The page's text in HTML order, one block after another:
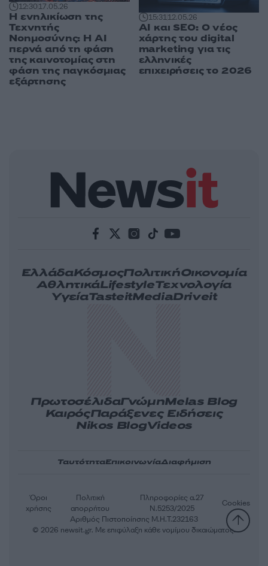
12:3017.05.26
Η ενηλικίωση της
Τεχνητής
Νοημοσύνης: Η AI
περνά από τη φάση
της καινοτομίας στη
φάση της παγκόσμιας
εξάρτησης
15:3112.05.26
AI και SEO: Ο νέος
χάρτης του digital
marketing για τις
ελληνικές
επιχειρήσεις το 2026
ΕλλάδαΚόσμοςΠολιτικήΟικονομία
ΑθλητικάLifestyleΤεχνολογία
ΥγείαTasteitMediaDriveit
ΠρωτοσέλιδαΓνώμηMelas Blog
ΚαιρόςΠαράξενες Ειδήσεις
Nikos BlogVideos
ΤαυτότηταΕπικοινωνίαΔιαφήμιση
Αριθμός Πιστοποίησης Μ.Η.Τ.232163
Όροι
χρήσης
Πολιτική
απορρήτου
Πληροφορίες α.27
Ν.5253/2025
Cookies
© 2026 newsit.gr. Με επιφύλαξη κάθε νομίμου δικαιώματος.